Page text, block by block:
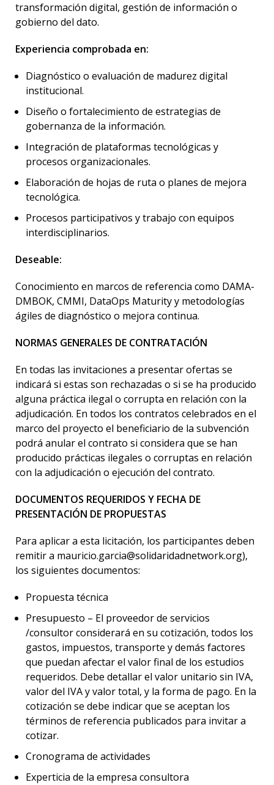
transformación digital, gestión de información o
gobierno del dato.
Experiencia comprobada en:
Diagnóstico o evaluación de madurez digital
institucional.
Diseño o fortalecimiento de estrategias de
gobernanza de la información.
Integración de plataformas tecnológicas y
procesos organizacionales.
Elaboración de hojas de ruta o planes de mejora
tecnológica.
Procesos participativos y trabajo con equipos
interdisciplinarios.
Deseable:
Conocimiento en marcos de referencia como DAMA-
DMBOK, CMMI, DataOps Maturity y metodologías
ágiles de diagnóstico o mejora continua.
NORMAS GENERALES DE CONTRATACIÓN
En todas las invitaciones a presentar ofertas se
indicará si estas son rechazadas o si se ha producido
alguna práctica ilegal o corrupta en relación con la
adjudicación. En todos los contratos celebrados en el
marco del proyecto el beneficiario de la subvención
podrá anular el contrato si considera que se han
producido prácticas ilegales o corruptas en relación
con la adjudicación o ejecución del contrato.
DOCUMENTOS REQUERIDOS Y FECHA DE
PRESENTACIÓN DE PROPUESTAS
Para aplicar a esta licitación, los participantes deben
remitir a mauricio.garcia@solidaridadnetwork.org),
los siguientes documentos:
Propuesta técnica
Presupuesto – El proveedor de servicios
/consultor considerará en su cotización, todos los
gastos, impuestos, transporte y demás factores
que puedan afectar el valor final de los estudios
requeridos. Debe detallar el valor unitario sin IVA,
valor del IVA y valor total, y la forma de pago. En la
cotización se debe indicar que se aceptan los
términos de referencia publicados para invitar a
cotizar.
Cronograma de actividades
Experticia de la empresa consultora